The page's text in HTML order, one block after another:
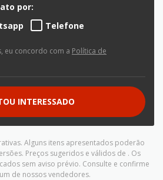
por:
Telefone
eu concordo com a Política de
INTERESSADO
Alguns itens apresentados poderão
Preços sugeridos e válidos de . Os
sem aviso prévio. Consulte e confirme
de nossos vendedores.